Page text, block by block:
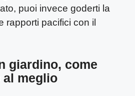
puoi invece goderti la
rapporti pacifici con il
giardino, come
meglio